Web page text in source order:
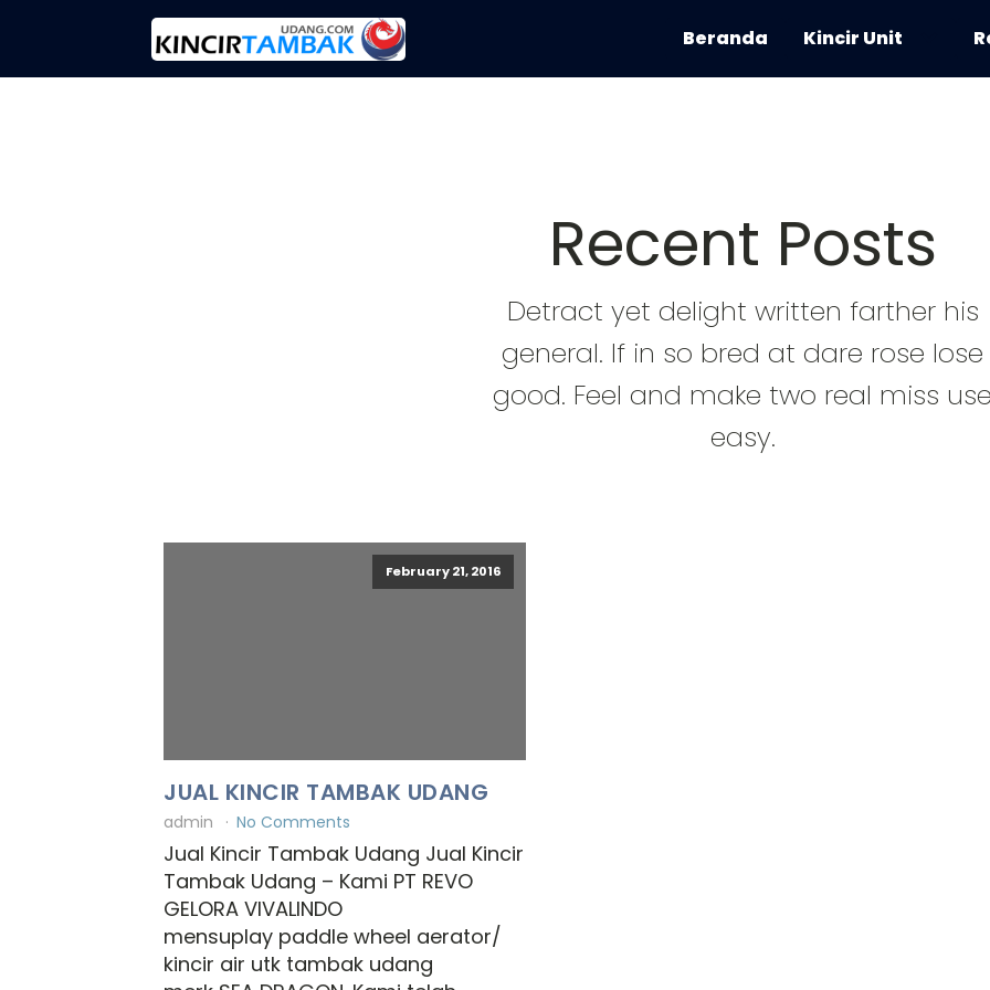
Beranda Kincir Unit
Recent Posts
Detract yet delight written farther his
general. If in so bred at dare rose lose
good. Feel and make two real miss use
easy.
February 21, 2016
JUAL KINCIR TAMBAK UDANG
admin No Comments
Jual Kincir Tambak Udang Jual Kincir
Tambak Udang – Kami PT REVO
GELORA VIVALINDO
mensuplay paddle wheel aerator/
kincir air utk tambak udang